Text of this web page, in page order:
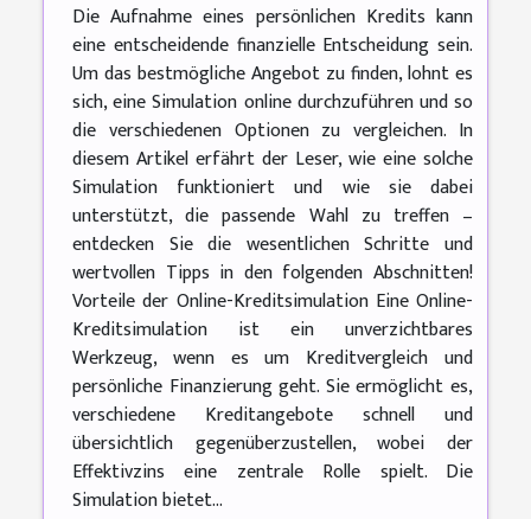
Die Aufnahme eines persönlichen Kredits kann
eine entscheidende finanzielle Entscheidung sein.
Um das bestmögliche Angebot zu finden, lohnt es
sich, eine Simulation online durchzuführen und so
die verschiedenen Optionen zu vergleichen. In
diesem Artikel erfährt der Leser, wie eine solche
Simulation funktioniert und wie sie dabei
unterstützt, die passende Wahl zu treffen –
entdecken Sie die wesentlichen Schritte und
wertvollen Tipps in den folgenden Abschnitten!
Vorteile der Online-Kreditsimulation Eine Online-
Kreditsimulation ist ein unverzichtbares
Werkzeug, wenn es um Kreditvergleich und
persönliche Finanzierung geht. Sie ermöglicht es,
verschiedene Kreditangebote schnell und
übersichtlich gegenüberzustellen, wobei der
Effektivzins eine zentrale Rolle spielt. Die
Simulation bietet...